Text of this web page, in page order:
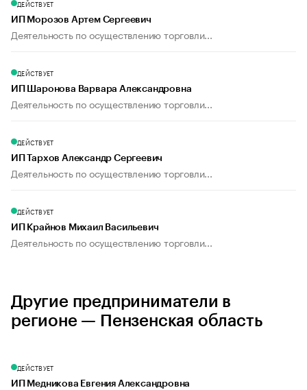
ДЕЙСТВУЕТ
ИП Морозов Артем Сергеевич
Деятельность по осуществлению торговли...
ДЕЙСТВУЕТ
ИП Шаронова Варвара Александровна
Деятельность по осуществлению торговли...
ДЕЙСТВУЕТ
ИП Тархов Александр Сергеевич
Деятельность по осуществлению торговли...
ДЕЙСТВУЕТ
ИП Крайнов Михаил Васильевич
Деятельность по осуществлению торговли...
Другие предприниматели в
регионе — Пензенская область
ДЕЙСТВУЕТ
ИП Медникова Евгения Александровна